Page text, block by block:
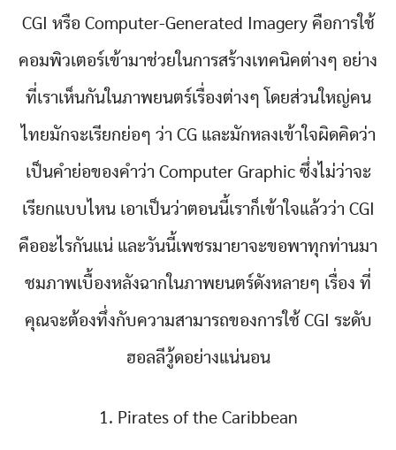
CGI หรือ Computer-Generated Imagery คือการใช้
คอมพิวเตอร์เข้ามาช่วยในการสร้างเทคนิคต่างๆ อย่าง
ที่เราเห็นกันในภาพยนตร์เรื่องต่างๆ โดยส่วนใหญ่คน
ไทยมักจะเรียกย่อๆ ว่า CG และมักหลงเข้าใจผิดคิดว่า
เป็นคำย่อของคำว่า Computer Graphic ซึ่งไม่ว่าจะ
เรียกแบบไหน เอาเป็นว่าตอนนี้เราก็เข้าใจแล้วว่า CGI
คืออะไรกันแน่ และวันนี้เพชรมายาจะขอพาทุกท่านมา
ชมภาพเบื้องหลังฉากในภาพยนตร์ดังหลายๆ เรื่อง ที่
คุณจะต้องทึ่งกับความสามารถของการใช้ CGI ระดับ
ฮอลลีวู้ดอย่างแน่นอน
1. Pirates of the Caribbean